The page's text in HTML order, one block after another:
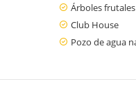
Árboles frutales
Club House
Pozo de agua